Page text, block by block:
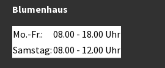
Blumenhaus
Mo.-Fr.:
08.00 - 18.00 Uhr
Samstag:08.00 - 12.00 Uhr